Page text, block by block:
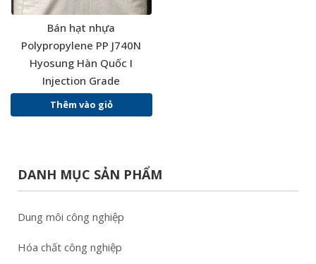
Bán hạt nhựa
Polypropylene PP J740N
Hyosung Hàn Quốc I
Injection Grade
Thêm vào giỏ
DANH MỤC SẢN PHẨM
Dung môi công nghiệp
Hóa chất công nghiệp